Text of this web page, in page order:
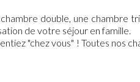
double, une
de votre séjour en famille.
"chez vous" ! Toutes nos